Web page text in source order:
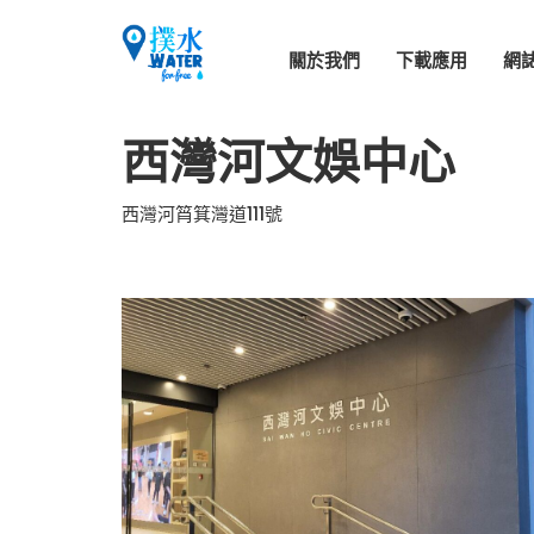
關於我們 下載應用 網
西灣河文娛中心
西灣河筲箕灣道111號